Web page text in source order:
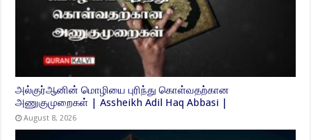
அல்குர்ஆனின் மொழியை புரிந்து கொள்வதற்கான
அணுகுமுறைகள் | Assheikh Adil Haq Abbasi |
August 8, 2026